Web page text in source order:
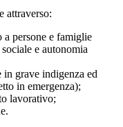
attraverso:
a persone e famiglie
e autonomia
grave indigenza ed
in emergenza);
lavorativo;